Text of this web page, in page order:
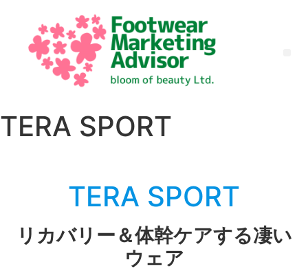
TERA SPORT
TERA SPORT
リカバリー＆体幹ケアする凄い
ウェア